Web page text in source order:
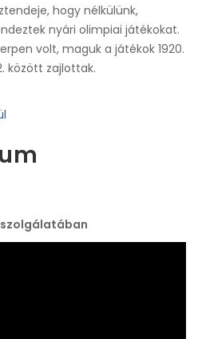
hogy nélkülünk,
nyári olimpiai játékokat.
volt, maguk a játékok 1920.
között zajlottak.
szolgálatában